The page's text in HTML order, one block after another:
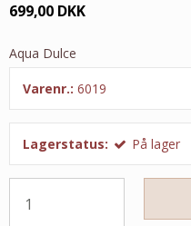
699,00 DKK
Aqua Dulce
Varenr.: 6019
Lagerstatus: På lager